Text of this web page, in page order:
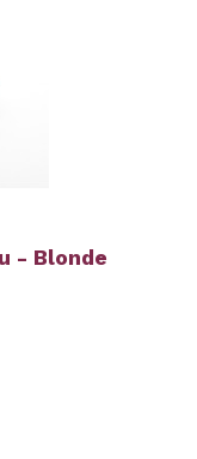
- Blonde